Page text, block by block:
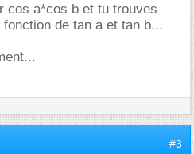
cos a*cos b et tu trouves
de tan a et tan b...
#3